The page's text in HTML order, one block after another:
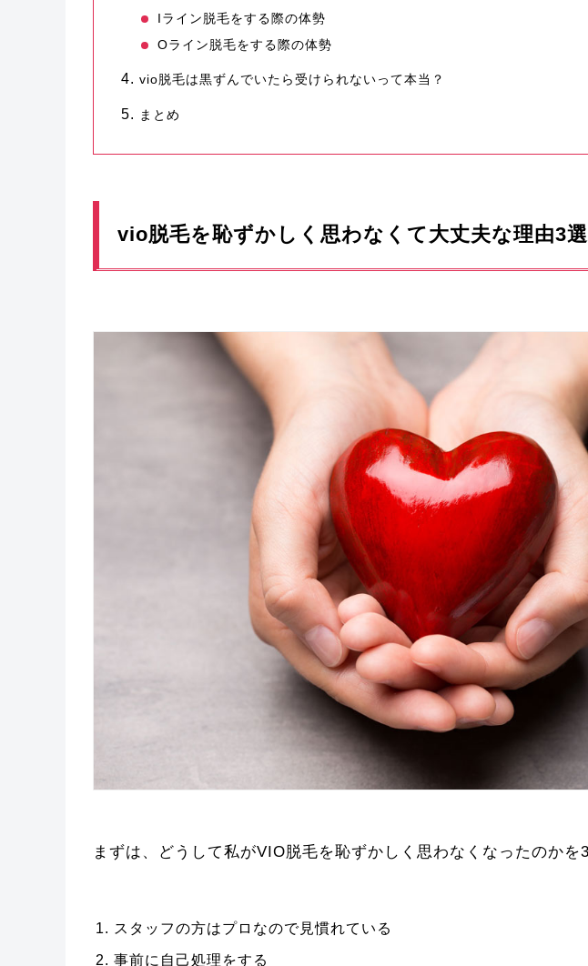
Iライン脱毛をする際の体勢
Oライン脱毛をする際の体勢
vio脱毛は黒ずんでいたら受けられないって本当？
まとめ
vio脱毛を恥ずかしく思わなくて大丈夫な理由3選
まずは、どうして私がVIO脱毛を恥ずかしく思わなくなったのかを
スタッフの方はプロなので見慣れている
事前に自己処理をする